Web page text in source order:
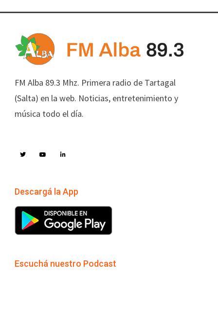
FM Alba 89.3 Mhz. Primera radio de Tartagal
(Salta) en la web. Noticias, entretenimiento y
música todo el día.
Descargá la App
Escuchá nuestro Podcast